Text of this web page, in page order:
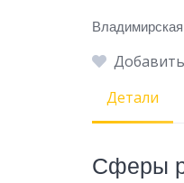
Детали
Сферы